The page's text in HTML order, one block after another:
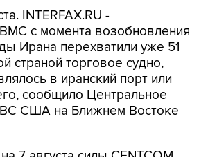
INTERFAX.RU -
с момента возобновления
Ирана перехватили уже 51
страной торговое судно,
в иранский порт или
сообщило Центральное
США на Ближнем Востоке